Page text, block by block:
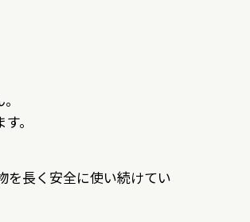
。
を長く安全に使い続けてい